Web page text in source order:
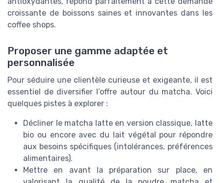
croissante de boissons saines et innovantes dans les
coffee shops.
Proposer une gamme adaptée et
personnalisée
Pour séduire une clientèle curieuse et exigeante, il est
essentiel de diversifier l’offre autour du matcha. Voici
quelques pistes à explorer :
Décliner le matcha latte en version classique, latte
bio ou encore avec du lait végétal pour répondre
aux besoins spécifiques (intolérances, préférences
alimentaires).
Mettre en avant la préparation sur place, en